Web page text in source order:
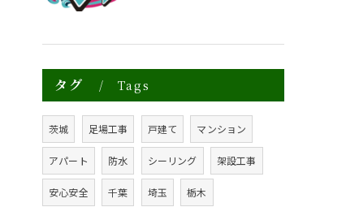
タグ Tags
茨城 足場工事 戸建て マンション
アパート 防水 シーリング 架設工事
安心安全 千葉 埼玉 栃木